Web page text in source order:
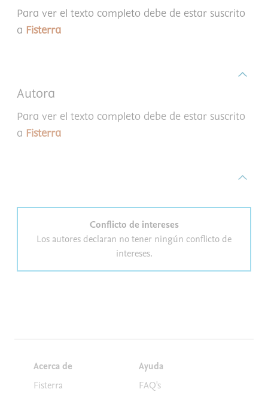
Para ver el texto completo debe de estar suscrito
a Fisterra
Autora
Para ver el texto completo debe de estar suscrito
a Fisterra
Conflicto de intereses
Los autores declaran no tener ningún conflicto de
intereses.
Acerca de
Fisterra
Ayuda
FAQ's